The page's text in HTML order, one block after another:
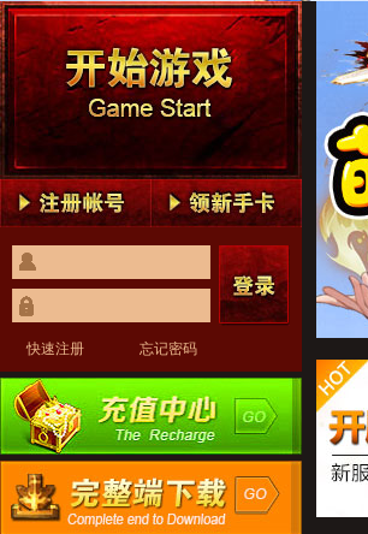
快速注册 忘记密码
代号斩1
代号斩2
代号斩3
代号斩4
代号斩5